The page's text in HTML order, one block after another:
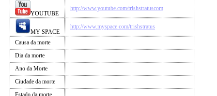
YOUTUBE
http://www.youtube.com/trishstratuscom
MY SPACE
http://www.myspace.com/trishstratus
Causa da morte
Dia da morte
Ano da Morte
Ciudade da morte
Estado da morte